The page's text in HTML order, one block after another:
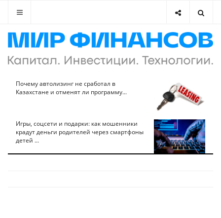
Почему автолизинг не сработал в
Казахстане и отменят ли программу...
Игры, соцсети и подарки: как мошенники
крадут деньги родителей через смартфоны
детей ...